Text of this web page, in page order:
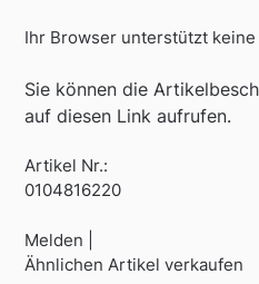
Ihr Browser unterstützt keine
Sie können die
auf diesen Link aufrufen.
Artikel Nr.:
0104816220
Melden |
Ähnlichen Artikel verkaufen